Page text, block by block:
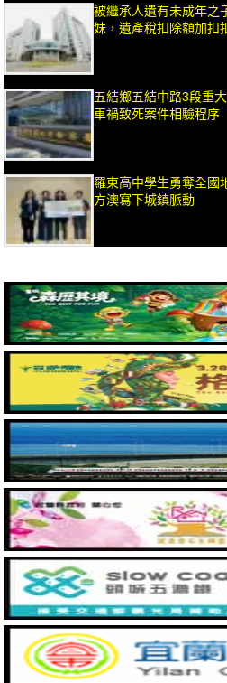
被繼承人遺有未成年之
妹，遺產稅扣除額加扣
五結鄉五結中路3段重
車禍致死案件相驗程序
羅東高中學生勇奪全國
方澳寫下城鎮脈動